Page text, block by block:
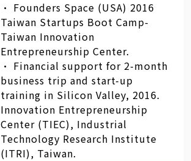
• Founders Space (USA) 2016
Taiwan Startups Boot Camp-
Taiwan Innovation
Entrepreneurship Center.
• Financial support for 2-month
business trip and start-up
training in Silicon Valley, 2016.
Innovation Entrepreneurship
Center (TIEC), Industrial
Technology Research Institute
(ITRI), Taiwan.